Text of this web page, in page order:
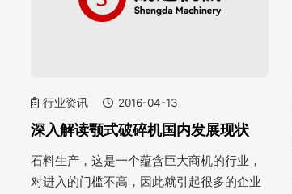
行业资讯 2016-04-13
深入解读颚式破碎机国内发展现状
石料生产，这是一个蕴含巨大商机的行业，
对进入的门槛不高，因此就引起很多的企业